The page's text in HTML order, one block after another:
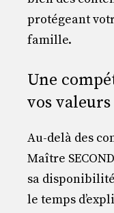
protégeant
famille.
Une
vos valeurs
Au-delà des
Maître
sa
le temps